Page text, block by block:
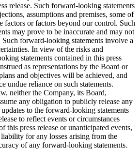
release. Such forward-looking statements
assumptions and premises, some of
factors or factors beyond our control. Such
may prove to be inaccurate and may not
forward-looking statements involve a
In view of the risks and
statements contained in this press
as representations by the Board or
and objectives will be achieved, and
undue reliance on such statements.
neither the Company, its Board,
any obligation to publicly release any
to the forward-looking statements
to reflect events or circumstances
this press release or unanticipated events,
for any losses arising from the
of any forward-looking statements.